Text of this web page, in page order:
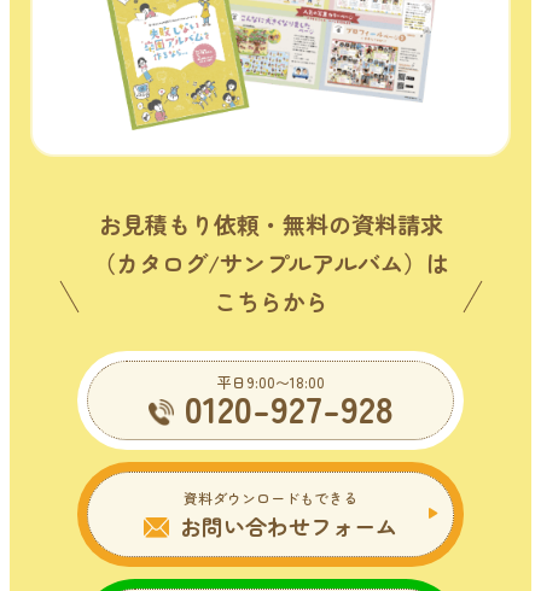
お見積もり依頼・無料の資料請求
（カタログ/サンプルアルバム）は
こちらから
平日9:00〜18:00
0120-927-928
資料ダウンロードもできる
お問い合わせフォーム